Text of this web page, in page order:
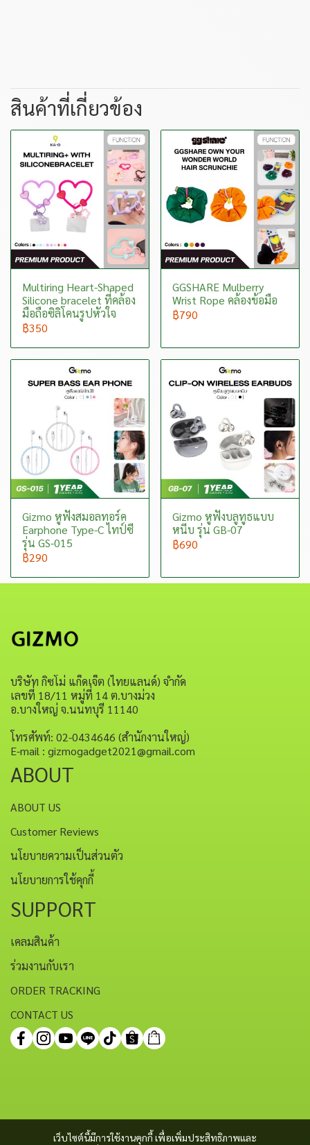
สินค้าที่เกี่ยวข้อง
Multiring Heart-Shaped
Silicone bracelet ที่คล้อง
มือถือซิลิโคนรูปหัวใจ
฿350
GGSHARE Mulberry
Wrist Rope คล้องข้อมือ
฿790
Gizmo หูฟังสมอลทอร์ค
Earphone Type-C ไทป์ซี
รุ่น GS-015
฿290
Gizmo หูฟังบลูทูธแบบ
หนีบ รุ่น GB-07
฿690
เว็บไซต์นี้มีการใช้งานคุกกี้ เพื่อเพิ่มประสิทธิภาพและ
บริษัท กิซโม่ แก็ดเจ็ต (ไทยแลนด์) จำกัด
เลขที่ 18/11 หมู่ที่ 14 ต.บางม่วง
อ.บางใหญ่ จ.นนทบุรี 11140
โทรศัพท์: 02-0434646 (สำนักงานใหญ่)
E-mail : gizmogadget2021@gmail.com
ABOUT
ABOUT US
Customer Reviews
นโยบายความเป็นส่วนตัว
นโยบายการใช้คุกกี้
SUPPORT
เคลมสินค้า
ร่วมงานกับเรา
ORDER TRACKING
CONTACT US